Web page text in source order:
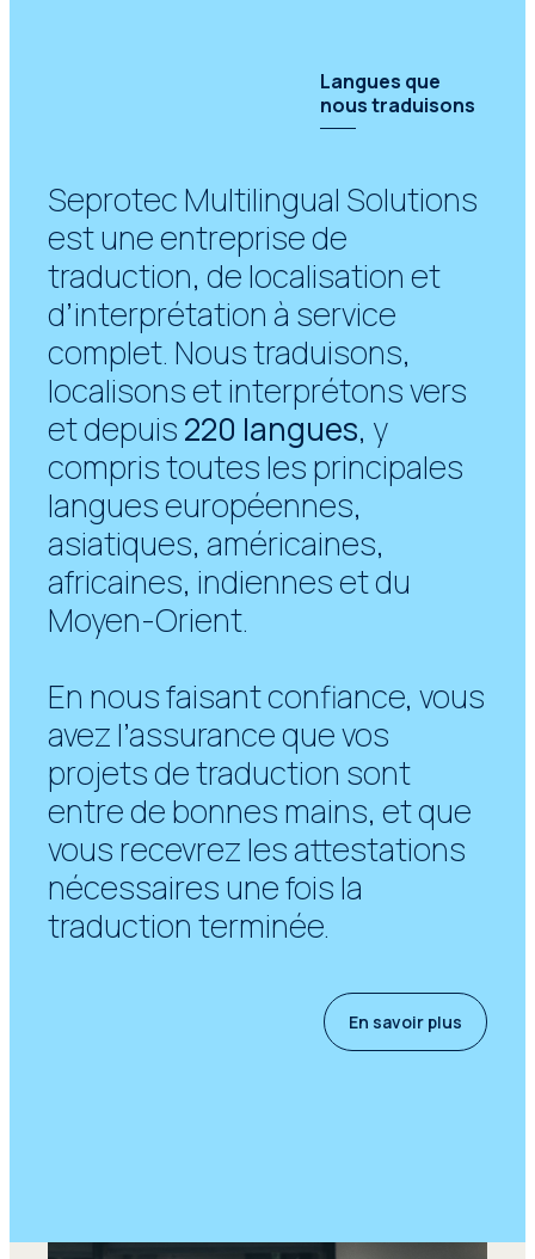
Langues que
nous traduisons
Seprotec Multilingual Solutions
est une entreprise de
traduction, de localisation et
d’interprétation à service
complet. Nous traduisons,
localisons et interprétons vers
et depuis220 langues, y
compris toutes les principales
langues européennes,
asiatiques, américaines,
africaines, indiennes et du
Moyen-Orient.
En nous faisant confiance, vous
avez l’assurance que vos
projets de traduction sont
entre de bonnes mains, et que
vous recevrez les attestations
nécessaires une fois la
traduction terminée.
En savoir plus